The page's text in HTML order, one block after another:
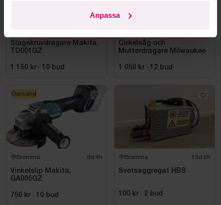
Anpassa
Slagskruvdragare Makita,
TD001GZ
1 150 kr · 10 bud
Cirkelsåg och
Mutterdragare Milwaukee
1 050 kr · 12 bud
Bromma 6d 4h
Vinkelslip Makita,
GA005GZ
750 kr · 10 bud
Oanvänd
Bromma 13d 2h
Svetsaggregat HBS
100 kr · 2 bud